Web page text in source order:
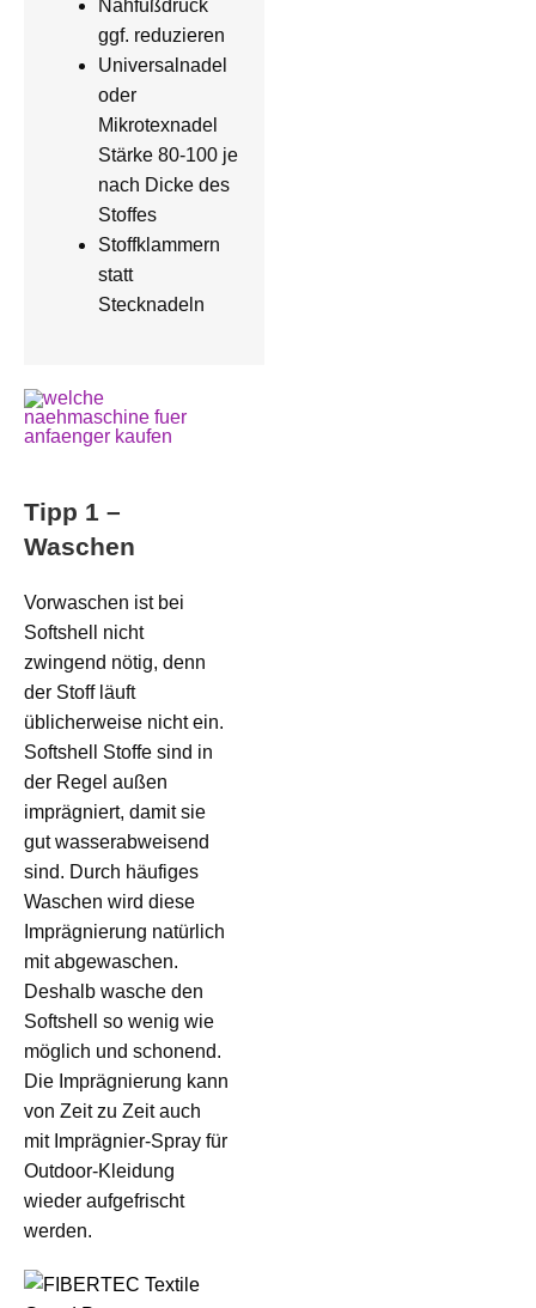
Nähfußdruck
ggf. reduzieren
Universalnadel
oder
Mikrotexnadel
Stärke 80-100 je
nach Dicke des
Stoffes
Stoffklammern
statt
Stecknadeln
Tipp 1 –
Waschen
Vorwaschen ist bei
Softshell nicht
zwingend nötig, denn
der Stoff läuft
üblicherweise nicht ein.
Softshell Stoffe sind in
der Regel außen
imprägniert, damit sie
gut wasserabweisend
sind. Durch häufiges
Waschen wird diese
Imprägnierung natürlich
mit abgewaschen.
Deshalb wasche den
Softshell so wenig wie
möglich und schonend.
Die Imprägnierung kann
von Zeit zu Zeit auch
mit Imprägnier-Spray für
Outdoor-Kleidung
wieder aufgefrischt
werden.